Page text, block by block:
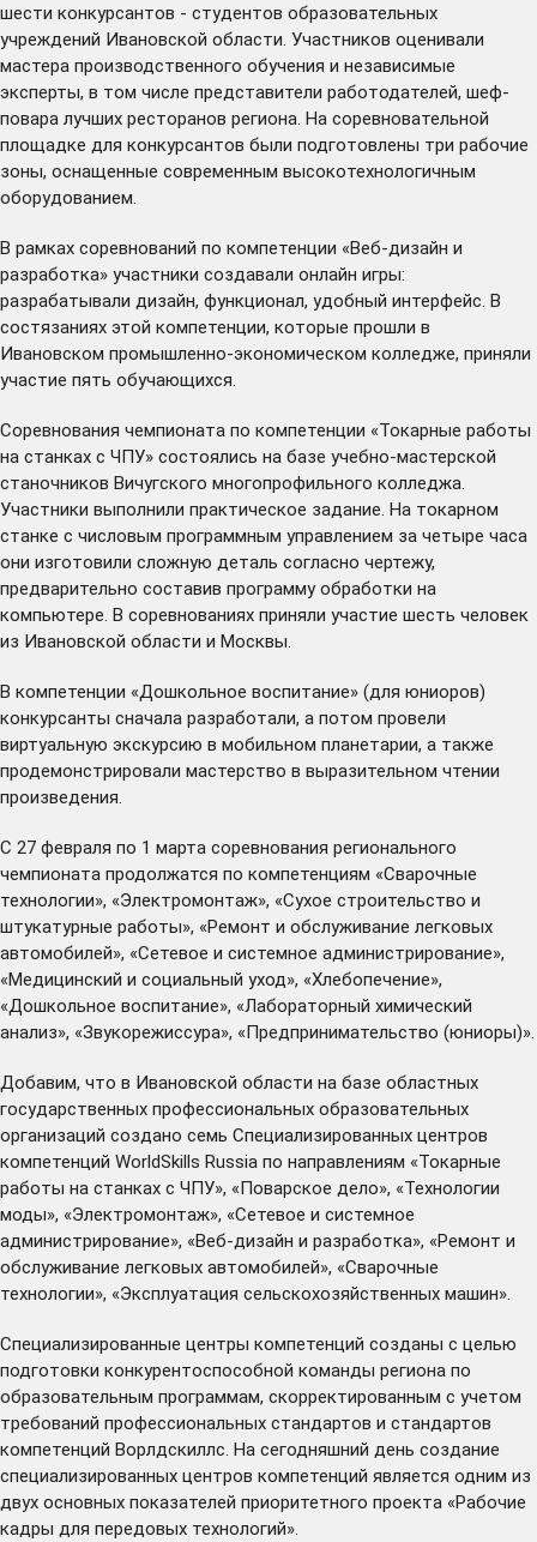
шести конкурсантов - студентов образовательных
учреждений Ивановской области. Участников оценивали
мастера производственного обучения и независимые
эксперты, в том числе представители работодателей, шеф-
повара лучших ресторанов региона. На соревновательной
площадке для конкурсантов были подготовлены три рабочие
зоны, оснащенные современным высокотехнологичным
оборудованием.
В рамках соревнований по компетенции «Веб-дизайн и
разработка» участники создавали онлайн игры:
разрабатывали дизайн, функционал, удобный интерфейс. В
состязаниях этой компетенции, которые прошли в
Ивановском промышленно-экономическом колледже, приняли
участие пять обучающихся.
Соревнования чемпионата по компетенции «Токарные работы
на станках с ЧПУ» состоялись на базе учебно-мастерской
станочников Вичугского многопрофильного колледжа.
Участники выполнили практическое задание. На токарном
станке с числовым программным управлением за четыре часа
они изготовили сложную деталь согласно чертежу,
предварительно составив программу обработки на
компьютере. В соревнованиях приняли участие шесть человек
из Ивановской области и Москвы.
В компетенции «Дошкольное воспитание» (для юниоров)
конкурсанты сначала разработали, а потом провели
виртуальную экскурсию в мобильном планетарии, а также
продемонстрировали мастерство в выразительном чтении
произведения.
С 27 февраля по 1 марта соревнования регионального
чемпионата продолжатся по компетенциям «Сварочные
технологии», «Электромонтаж», «Сухое строительство и
штукатурные работы», «Ремонт и обслуживание легковых
автомобилей», «Сетевое и системное администрирование»,
«Медицинский и социальный уход», «Хлебопечение»,
«Дошкольное воспитание», «Лабораторный химический
анализ», «Звукорежиссура», «Предпринимательство (юниоры)».
Добавим, что в Ивановской области на базе областных
государственных профессиональных образовательных
организаций создано семь Специализированных центров
компетенций WorldSkills Russia по направлениям «Токарные
работы на станках с ЧПУ», «Поварское дело», «Технологии
моды», «Электромонтаж», «Сетевое и системное
администрирование», «Веб-дизайн и разработка», «Ремонт и
обслуживание легковых автомобилей», «Сварочные
технологии», «Эксплуатация сельскохозяйственных машин».
Специализированные центры компетенций созданы с целью
подготовки конкурентоспособной команды региона по
образовательным программам, скорректированным с учетом
требований профессиональных стандартов и стандартов
компетенций Ворлдскиллс. На сегодняшний день создание
специализированных центров компетенций является одним из
двух основных показателей приоритетного проекта «Рабочие
кадры для передовых технологий».